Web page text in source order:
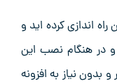
اندازی کرده اید و
و در هنگام نصب این
بدون نیاز به افزونه